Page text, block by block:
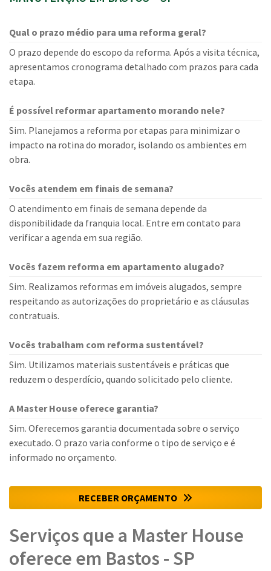
Qual o prazo médio para uma reforma geral?
O prazo depende do escopo da reforma. Após a visita técnica,
apresentamos cronograma detalhado com prazos para cada
etapa.
É possível reformar apartamento morando nele?
Sim. Planejamos a reforma por etapas para minimizar o
impacto na rotina do morador, isolando os ambientes em
obra.
Vocês atendem em finais de semana?
O atendimento em finais de semana depende da
disponibilidade da franquia local. Entre em contato para
verificar a agenda em sua região.
Vocês fazem reforma em apartamento alugado?
Sim. Realizamos reformas em imóveis alugados, sempre
respeitando as autorizações do proprietário e as cláusulas
contratuais.
Vocês trabalham com reforma sustentável?
Sim. Utilizamos materiais sustentáveis e práticas que
reduzem o desperdício, quando solicitado pelo cliente.
A Master House oferece garantia?
Sim. Oferecemos garantia documentada sobre o serviço
executado. O prazo varia conforme o tipo de serviço e é
informado no orçamento.
RECEBER ORÇAMENTO
Serviços que a Master House
oferece em Bastos - SP